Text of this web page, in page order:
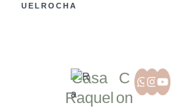
UELROCHA
Casa
Raquel
C
on